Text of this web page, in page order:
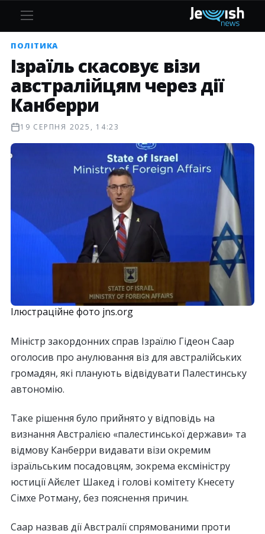
ПОЛІТИКА
Ізраїль скасовує візи
австралійцям через дії
Канберри
19 СЕРПНЯ 2025, 14:23
Ілюстраційне фото jns.org
Міністр закордонних справ Ізраїлю Гідеон Саар
оголосив про анулювання віз для австралійських
громадян, які планують відвідувати Палестинську
автономію.
Таке рішення було прийнято у відповідь на
визнання Австралією «палестинської держави» та
відмову Канберри видавати візи окремим
ізраїльським посадовцям, зокрема ексміністру
юстиції Айєлет Шакед і голові комітету Кнесету
Сімхе Ротману, без пояснення причин.
Саар назвав дії Австралії спрямованими проти